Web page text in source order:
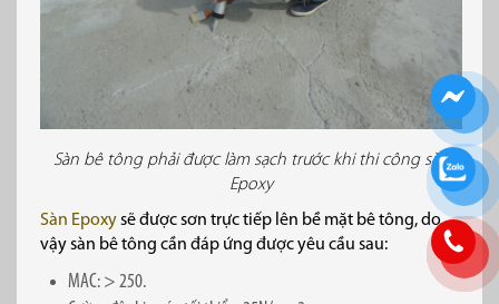
Sàn bê tông phải được làm sạch trước khi thi công sàn
Epoxy
Sàn Epoxysẽ được sơn trực tiếp lên bề mặt bê tông, do
vậy sàn bê tông cần đáp ứng được yêu cầu sau:
MAC: > 250.